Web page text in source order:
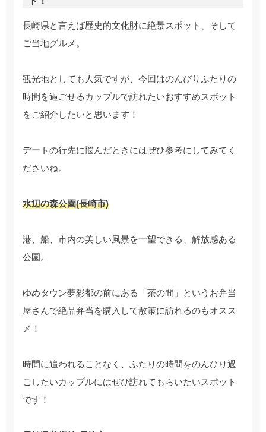
長崎県と言えば歴史的文化財に絶景スポット、そして
ご当地グルメ。
観光地としても人気ですが、今回はのんびりふたりの
時間を過ごせるカップルで訪れたいおすすめスポット
をご紹介したいと思います！
デートの行先に悩んだときにはぜひ参考にしてみてく
ださいね。
水辺の森公園(長崎市)
港、船、市内の美しい風景を一望できる、解放感ある
公園。
ゆめタウン夢彩都の前にある「茶の間」というお弁当
屋さんで絶品弁当を購入して散策に訪れるのもオスス
メ！
時間に追われることなく、ふたりの時間をのんびり過
ごしたいカップルにはぜひ訪れてもらいたいスポット
です！